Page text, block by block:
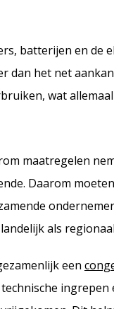
batterijen en de
het net
wat
maatregelen
Daarom
als
een